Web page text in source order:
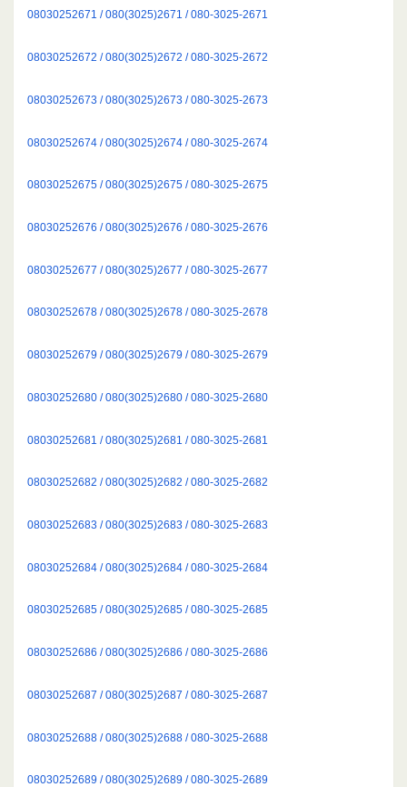
08030252671 / 080(3025)2671 / 080-3025-2671
08030252672 / 080(3025)2672 / 080-3025-2672
08030252673 / 080(3025)2673 / 080-3025-2673
08030252674 / 080(3025)2674 / 080-3025-2674
08030252675 / 080(3025)2675 / 080-3025-2675
08030252676 / 080(3025)2676 / 080-3025-2676
08030252677 / 080(3025)2677 / 080-3025-2677
08030252678 / 080(3025)2678 / 080-3025-2678
08030252679 / 080(3025)2679 / 080-3025-2679
08030252680 / 080(3025)2680 / 080-3025-2680
08030252681 / 080(3025)2681 / 080-3025-2681
08030252682 / 080(3025)2682 / 080-3025-2682
08030252683 / 080(3025)2683 / 080-3025-2683
08030252684 / 080(3025)2684 / 080-3025-2684
08030252685 / 080(3025)2685 / 080-3025-2685
08030252686 / 080(3025)2686 / 080-3025-2686
08030252687 / 080(3025)2687 / 080-3025-2687
08030252688 / 080(3025)2688 / 080-3025-2688
08030252689 / 080(3025)2689 / 080-3025-2689